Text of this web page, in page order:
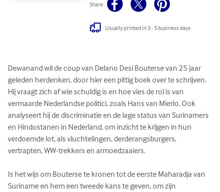
Share
Usually printed in 3 - 5 business days
Dewanand wil de coup van Delano Desi Bouterse van 25 jaar
geleden herdenken, door hier een pittig boek over te schrijven.
Hij vraagt zich af wie schuldig is en hoe vies de rol is van
vermaarde Nederlandse politici, zoals Hans van Mierlo. Ook
analyseert hij de discriminatie en de lage status van Surinamers
en Hindostanen in Nederland, om inzicht te krijgen in hun
verdoemde lot, als vluchtelingen, derderangsburgers,
vertrapten, WW-trekkers en armoedzaaiers.
Is het wijs om Bouterse te kronen tot de eerste Maharadja van
Suriname en hem een tweede kans te geven, om zijn